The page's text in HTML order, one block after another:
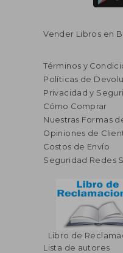
dcto.
$
$
Vender Libros en
Términos y
Políticas de
Privacidad y
Cómo Comprar
Nuestras Formas
Opiniones de
Costos de Envío
Seguridad Redes
Libro de
Lista de autores